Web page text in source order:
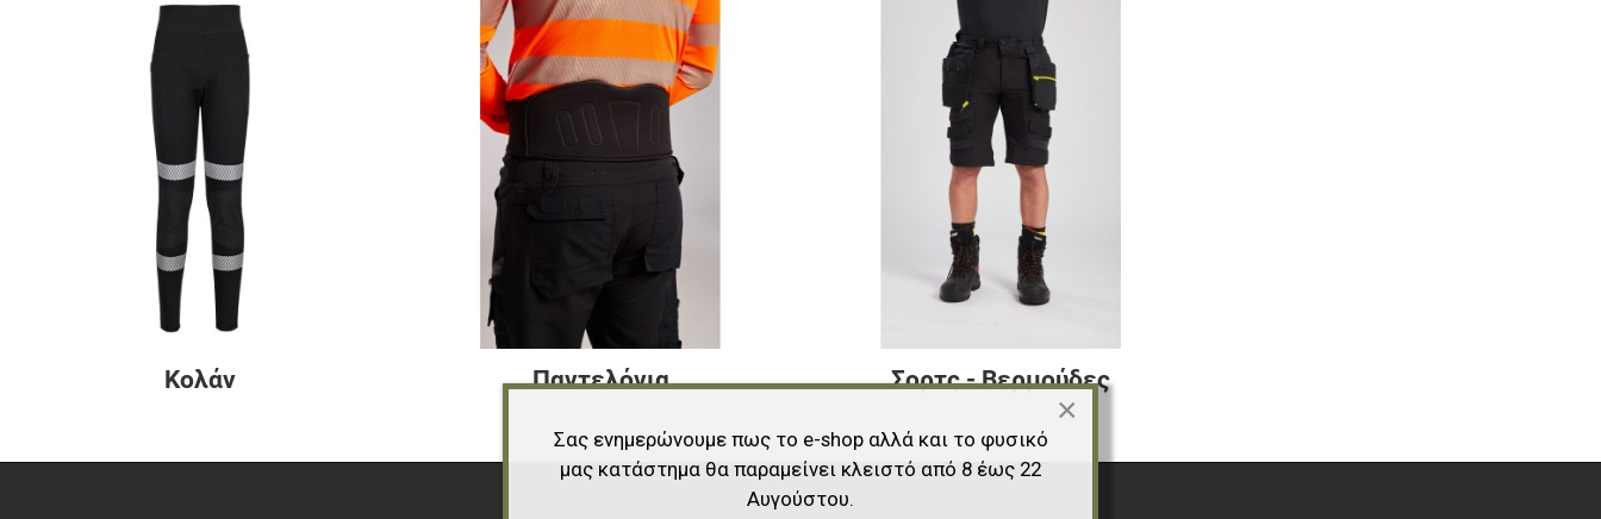
Κολάν Παντελόνια Σορτς - Βερμούδες
×
Σας ενημερώνουμε πως το e-shop αλλά και το φυσικό
μας κατάστημα θα παραμείνει κλειστό από 8 έως 22
Αυγούστου.